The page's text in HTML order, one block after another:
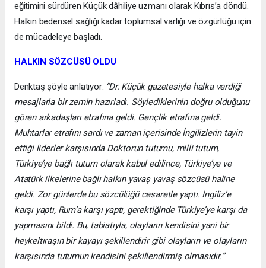
eğitimini sürdüren Küçük dâhiliye uzmanı olarak Kıbrıs’a döndü.
Halkın bedensel sağlığı kadar toplumsal varlığı ve özgürlüğü için
de mücadeleye başladı.
HALKIN SÖZCÜSÜ OLDU
Denktaş şöyle anlatıyor: “Dr. Küçük gazetesiyle halka verdiği
mesajlarla bir zemin hazırladı. Söylediklerinin doğru olduğunu
gören arkadaşları etrafına geldi. Gençlik etrafına geldi.
Muhtarlar etrafını sardı ve zaman içerisinde İngilizlerin tayin
ettiği liderler karşısında Doktorun tutumu, milli tutum,
Türkiye’ye bağlı tutum olarak kabul edilince, Türkiye’ye ve
Atatürk ilkelerine bağlı halkın yavaş yavaş sözcüsü haline
geldi. Zor günlerde bu sözcülüğü cesaretle yaptı. İngiliz’e
karşı yaptı, Rum’a karşı yaptı, gerektiğinde Türkiye’ye karşı da
yapmasını bildi. Bu, tabiatıyla, olayların kendisini yani bir
heykeltıraşın bir kayayı şekillendirir gibi olayların ve olayların
karşısında tutumun kendisini şekillendirmiş olmasıdır.”